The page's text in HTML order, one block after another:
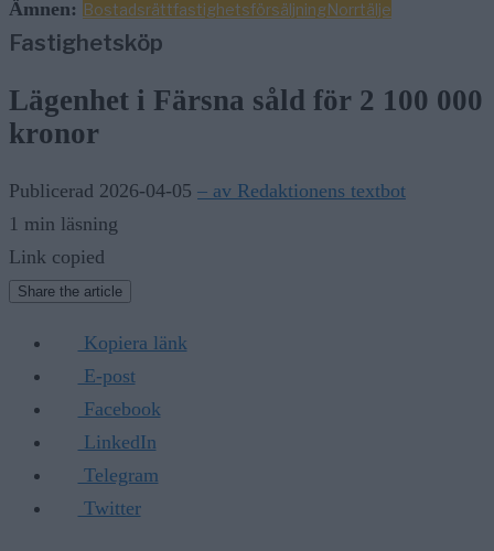
Ämnen: BostadsrättfastighetsförsäljningNorrtälje
Fastighetsköp
Lägenhet i Färsna såld för 2 100 000
kronor
Publicerad 2026-04-05 – av Redaktionens textbot
1 min läsning
Link copied
Share the article
Kopiera länk
E-post
Facebook
LinkedIn
Telegram
Twitter